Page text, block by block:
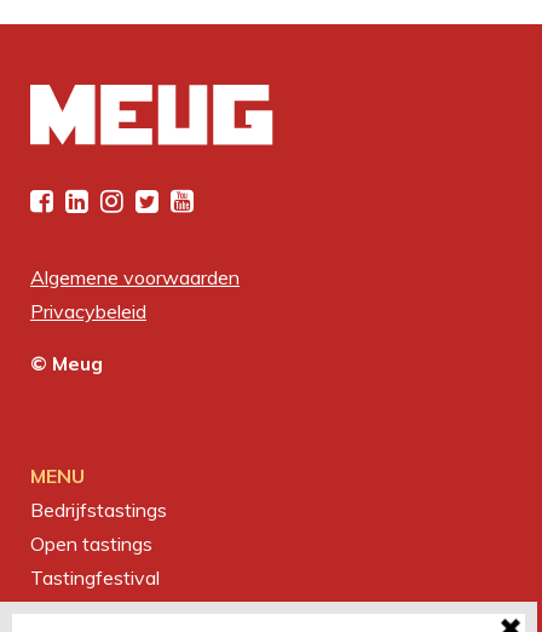
Algemene voorwaarden
Privacybeleid
© Meug
MENU
Bedrijfstastings
Open tastings
Tastingfestival
Magazine